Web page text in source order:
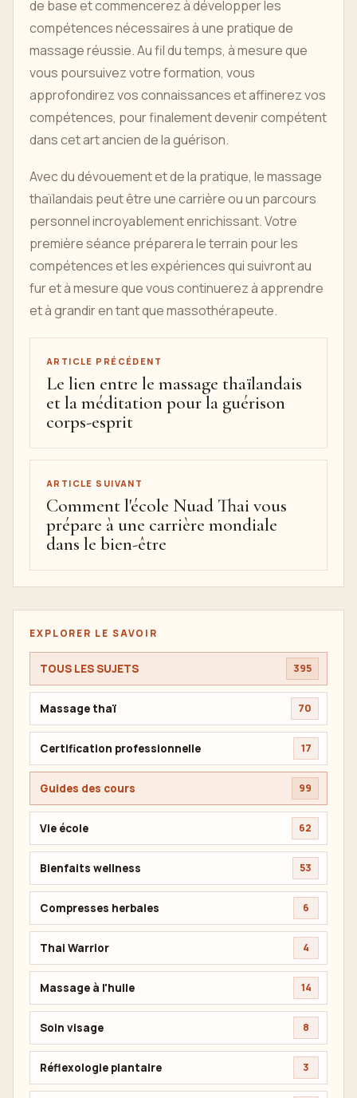
de base et commencerez à développer les
compétences nécessaires à une pratique de
massage réussie. Au fil du temps, à mesure que
vous poursuivez votre formation, vous
approfondirez vos connaissances et affinerez vos
compétences, pour finalement devenir compétent
dans cet art ancien de la guérison.
Avec du dévouement et de la pratique, le massage
thaïlandais peut être une carrière ou un parcours
personnel incroyablement enrichissant. Votre
première séance préparera le terrain pour les
compétences et les expériences qui suivront au
fur et à mesure que vous continuerez à apprendre
et à grandir en tant que massothérapeute.
ARTICLE PRÉCÉDENT
Le lien entre le massage thaïlandais
et la méditation pour la guérison
corps-esprit
ARTICLE SUIVANT
Comment l'école Nuad Thai vous
prépare à une carrière mondiale
dans le bien-être
EXPLORER LE SAVOIR
TOUS LES SUJETS 395
Massage thaï 70
Certification professionnelle 17
Guides des cours 99
Vie école 62
Bienfaits wellness 53
Compresses herbales 6
Thai Warrior 4
Massage à l'huile 14
Soin visage 8
Réflexologie plantaire 3